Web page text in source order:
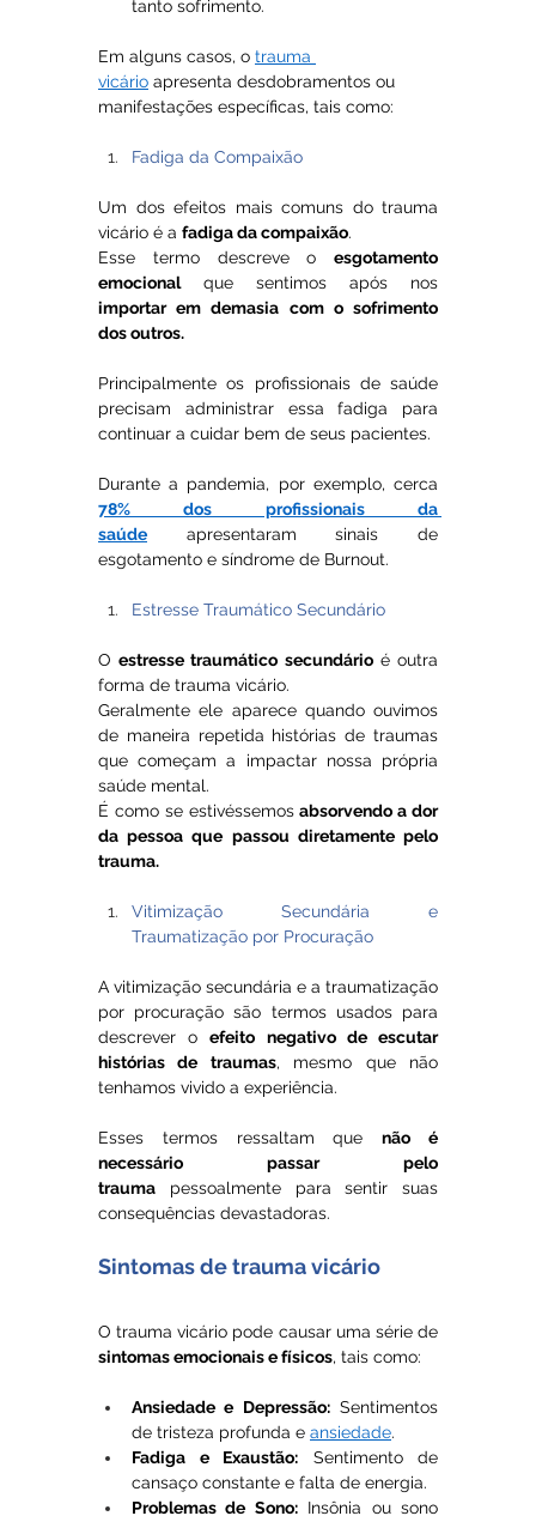
tanto sofrimento.
Em alguns casos, o trauma
vicário apresenta desdobramentos ou
manifestações específicas, tais como:
Fadiga da Compaixão
Um dos efeitos mais comuns do trauma
vicário é a fadiga da compaixão.
Esse termo descreve o esgotamento
emocional
importar em demasia com o sofrimento
dos outros.
Principalmente os profissionais de saúde
precisam administrar essa fadiga para
continuar a cuidar bem de seus pacientes.
78% dos profissionais da
saúde apresentaram sinais de
esgotamento e síndrome de Burnout.
Estresse Traumático Secundário
O estresse traumático secundário é outra
forma de trauma vicário.
Geralmente ele aparece quando ouvimos
de maneira repetida histórias de traumas
que começam a impactar nossa própria
saúde mental.
É como se estivéssemos absorvendo a dor
da pessoa que passou diretamente pelo
trauma.
Vitimização Secundária e
Traumatização por Procuração
A vitimização secundária e a traumatização
por procuração são termos usados para
descrever o efeito negativo de escutar
histórias de traumas, mesmo que não
tenhamos vivido a experiência.
Esses termos ressaltam que não é
necessário passar pelo
trauma pessoalmente para sentir suas
consequências devastadoras.
Sintomas de trauma vicário
sintomas emocionais e físicos, tais como:
Ansiedade e Depressão: Sentimentos
de tristeza profunda e ansiedade.
Fadiga e Exaustão: Sentimento de
cansaço constante e falta de energia.
Problemas de Sono: Insônia ou sono